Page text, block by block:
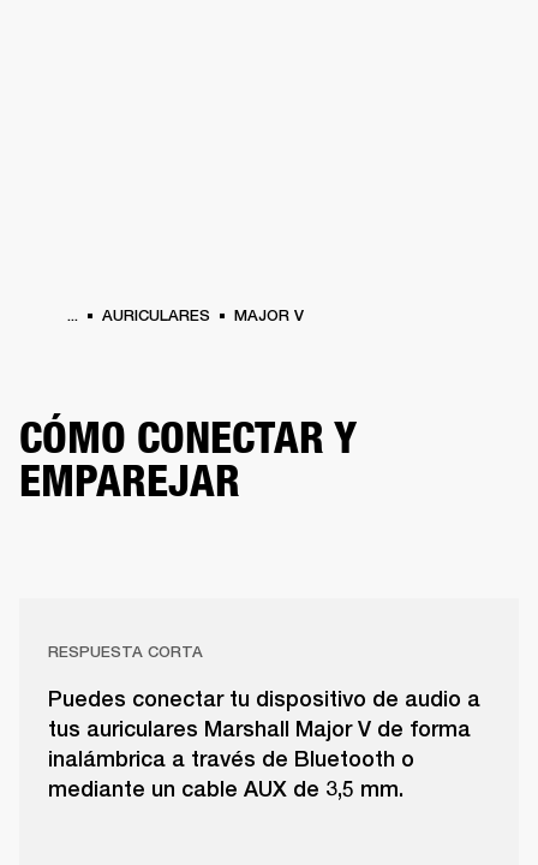
... AURICULARES MAJOR V
CÓMO CONECTAR Y
EMPAREJAR
RESPUESTA CORTA
Puedes conectar tu dispositivo de audio a
tus auriculares Marshall Major V de forma
inalámbrica a través de Bluetooth o
mediante un cable AUX de 3,5 mm.